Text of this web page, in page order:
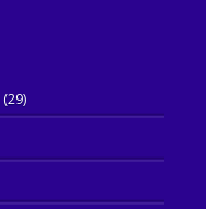
(29)